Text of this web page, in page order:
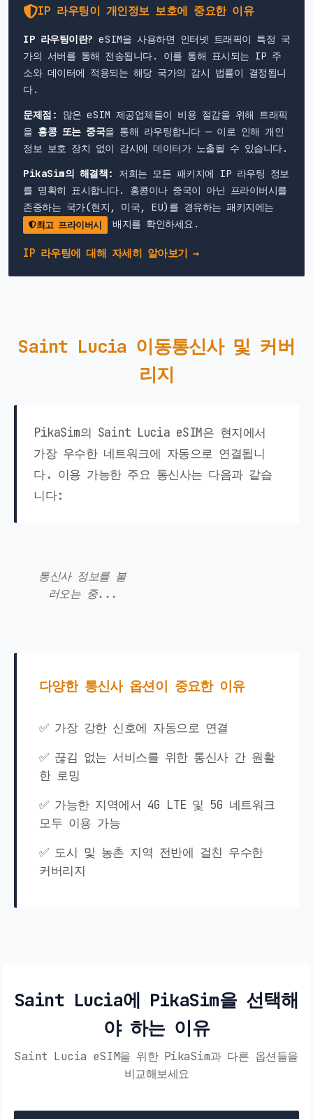
IP 라우팅이 개인정보 보호에 중요한 이유
IP 라우팅이란? eSIM을 사용하면 인터넷 트래픽이 특정 국
가의 서버를 통해 전송됩니다. 이를 통해 표시되는 IP 주
소와 데이터에 적용되는 해당 국가의 감시 법률이 결정됩니
다.
문제점: 많은 eSIM 제공업체들이 비용 절감을 위해 트래픽
을 홍콩 또는 중국을 통해 라우팅합니다 — 이로 인해 개인
정보 보호 장치 없이 감시에 데이터가 노출될 수 있습니다.
PikaSim의 해결책: 저희는 모든 패키지에 IP 라우팅 정보
를 명확히 표시합니다. 홍콩이나 중국이 아닌 프라이버시를
존중하는 국가(현지, 미국, EU)를 경유하는 패키지에는
최고 프라이버시 배지를 확인하세요.
IP 라우팅에 대해 자세히 알아보기 →
Saint Lucia 이동통신사 및 커버
리지
PikaSim의 Saint Lucia eSIM은 현지에서
가장 우수한 네트워크에 자동으로 연결됩니
다. 이용 가능한 주요 통신사는 다음과 같습
니다:
통신사 정보를 불
러오는 중...
다양한 통신사 옵션이 중요한 이유
✅ 가장 강한 신호에 자동으로 연결
✅ 끊김 없는 서비스를 위한 통신사 간 원활
한 로밍
✅ 가능한 지역에서 4G LTE 및 5G 네트워크
모두 이용 가능
✅ 도시 및 농촌 지역 전반에 걸친 우수한
커버리지
Saint Lucia에 PikaSim을 선택해
야 하는 이유
Saint Lucia eSIM을 위한 PikaSim과 다른 옵션들을
비교해보세요